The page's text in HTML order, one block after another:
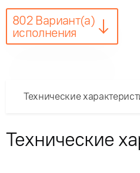
802 Вариант(а)
исполнения
Технические
Технические